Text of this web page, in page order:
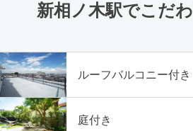
新相ノ木駅でこだ
ルーフバルコニー付き
庭付き